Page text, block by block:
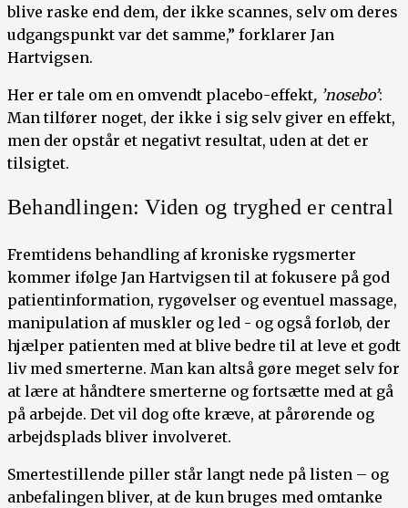
blive raske end dem, der ikke scannes, selv om deres
udgangspunkt var det samme,” forklarer Jan
Hartvigsen.
Her er tale om en omvendt placebo-effekt, ’nosebo’:
Man tilfører noget, der ikke i sig selv giver en effekt,
men der opstår et negativt resultat, uden at det er
tilsigtet.
Behandlingen: Viden og tryghed er central
Fremtidens behandling af kroniske rygsmerter
kommer ifølge Jan Hartvigsen til at fokusere på god
patientinformation, rygøvelser og eventuel massage,
manipulation af muskler og led - og også forløb, der
hjælper patienten med at blive bedre til at leve et godt
liv med smerterne. Man kan altså gøre meget selv for
at lære at håndtere smerterne og fortsætte med at gå
på arbejde. Det vil dog ofte kræve, at pårørende og
arbejdsplads bliver involveret.
Smertestillende piller står langt nede på listen – og
anbefalingen bliver, at de kun bruges med omtanke